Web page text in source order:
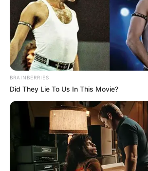
Clique aqui para entrar no grupo
BRAINBERRIES
Did They Lie To Us In This Movie?